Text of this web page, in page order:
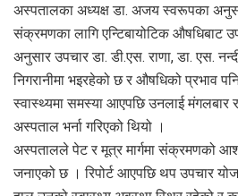
अस्पतालका अध्यक्ष डा. अजय स्वरूपका
संक्रमणका लागि एन्टिबायोटिक औषधिबाट
अनुसार उपचार डा. डी.एस. राणा, डा. एस.
निगरानीमा भइरहेको छ र औषधिको प्रभाव
स्वास्थ्यमा समस्या आएपछि उनलाई मंगलबार
अस्पताल भर्ना गरिएको थियो ।
अस्पतालले पेट र मूत्र मार्गमा संक्रमणको
जनाएको छ । रिपोर्ट आएपछि थप उपचार